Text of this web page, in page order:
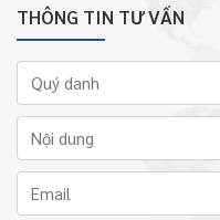
THÔNG TIN TƯ VẤN